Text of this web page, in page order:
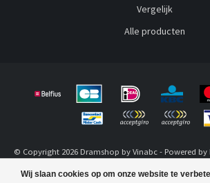
Wij slaan cookies op om onze website te
Vergelijk
Alle producten
© Copyright 2026 Dramshop by Vinabc - Powered by
design byDyvelopment